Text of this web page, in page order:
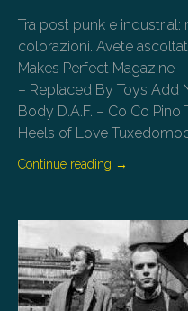
Tra post punk e
colorazioni. Avete
Makes Perfect Magazine
– Replaced By Toys Add
Body D.A.F. – Co Co
Heels of Love
Continue reading →